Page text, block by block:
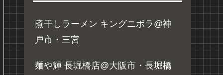
煮干しラーメン キングニボラ@神
戸市・三宮
麺や輝 長堀橋店@大阪市・長堀橋